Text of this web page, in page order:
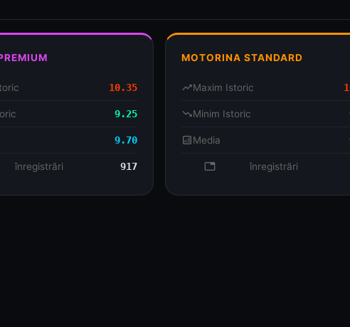
10.35
9.25
9.70
înregistrări 917
MOTORINA STANDARD
trending_upMaxim Istoric
trending_downMinim Istoric
analyticsMedia
database înregistrări